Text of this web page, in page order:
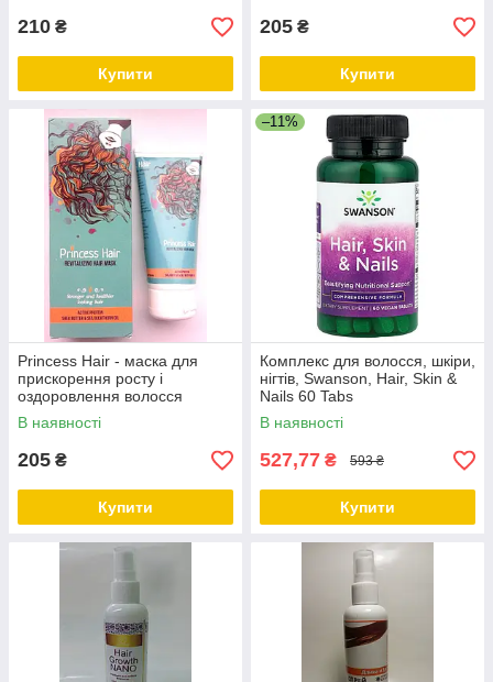
210 ₴
Купити
205 ₴
Купити
Princess Hair - маска для
прискорення росту і
оздоровлення волосся
(Принцес Хаїр)
В наявності
205 ₴
Купити
–11%
Комплекс для волосся, шкіри,
нігтів, Swanson, Hair, Skin &
Nails 60 Tabs
В наявності
527,77 ₴ 593 ₴
Купити